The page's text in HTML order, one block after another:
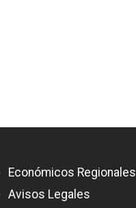
Económicos Regionales
Avisos Legales